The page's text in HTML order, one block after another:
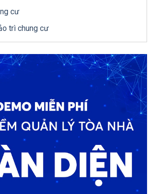
cư
trì chung cư